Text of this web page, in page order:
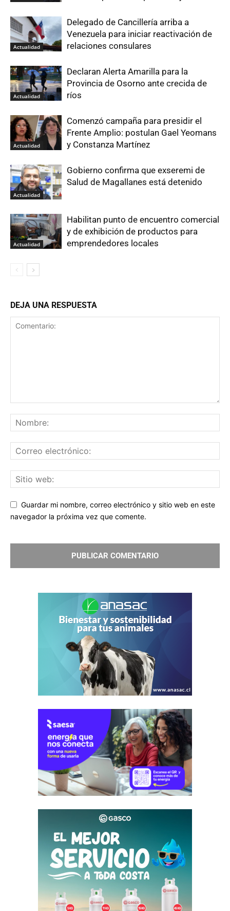
Actualidad
Delegado de Cancillería arriba a
Venezuela para iniciar reactivación de
relaciones consulares
Actualidad
Declaran Alerta Amarilla para la
Provincia de Osorno ante crecida de
ríos
Actualidad
Comenzó campaña para presidir el
Frente Amplio: postulan Gael Yeomans
y Constanza Martínez
Actualidad
Gobierno confirma que exseremi de
Salud de Magallanes está detenido
Actualidad
Habilitan punto de encuentro comercial
y de exhibición de productos para
emprendedores locales
DEJA UNA RESPUESTA
Guardar mi nombre, correo electrónico y sitio web en este
navegador la próxima vez que comente.